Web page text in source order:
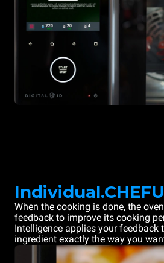
When the cooking is done, the
feedback to improve its cooking
Intelligence applies your feedback
ingredient exactly the way you